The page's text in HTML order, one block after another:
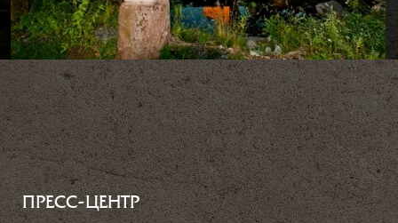
ПРЕСС-ЦЕНТР